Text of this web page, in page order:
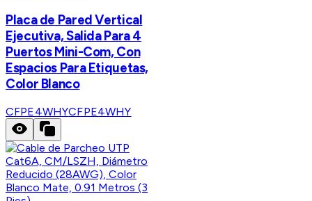
Placa de Pared Vertical
Ejecutiva, Salida Para 4
Puertos Mini-Com, Con
Espacios Para Etiquetas,
Color Blanco
CFPE4WHYCFPE4WHY